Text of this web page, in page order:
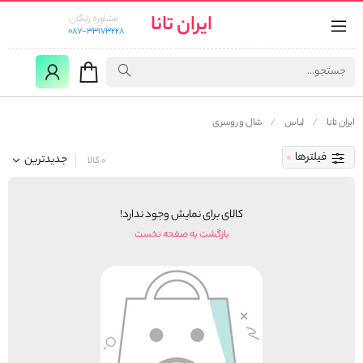
ایران تانا
مشاوره رایگان:
087-33173228
ایران تانا لباس شال و روسری
فیلترها جدیدترین 0 کالا
کالای برای نمایش وجود ندارد!
بازگشت به صفحه نخست